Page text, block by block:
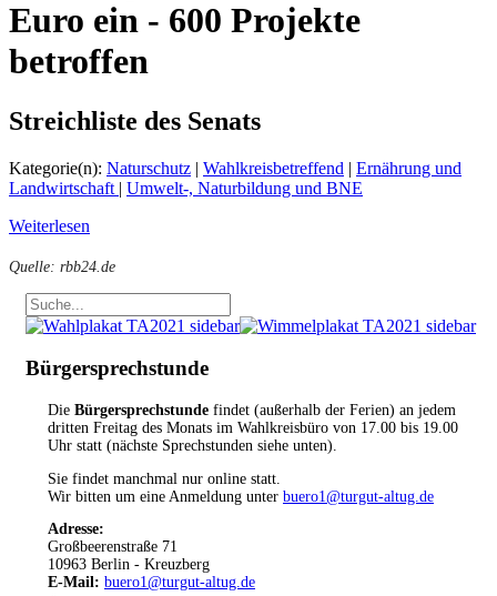
Euro ein - 600 Projekte
betroffen
Streichliste des Senats
Kategorie(n): Naturschutz | Wahlkreisbetreffend | Ernährung und
Landwirtschaft | Umwelt-, Naturbildung und BNE
Weiterlesen
Quelle: rbb24.de
Bürgersprechstunde
Die Bürgersprechstunde findet (außerhalb der Ferien) an jedem
dritten Freitag des Monats im Wahlkreisbüro von 17.00 bis 19.00
Uhr statt (nächste Sprechstunden siehe unten).
Sie findet manchmal nur online statt.
Wir bitten um eine Anmeldung unter buero1@turgut-altug.de
Adresse:
Großbeerenstraße 71
10963 Berlin - Kreuzberg
E-Mail: buero1@turgut-altug.de